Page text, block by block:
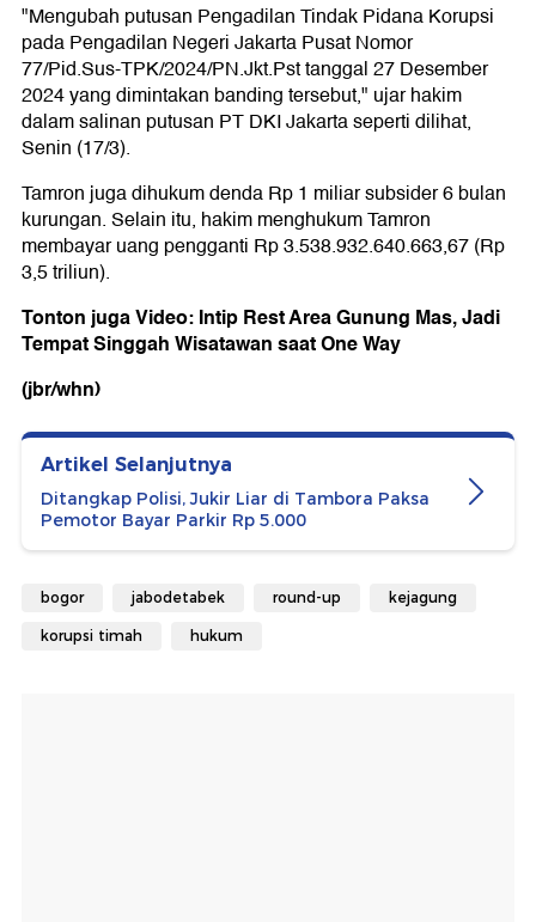
"Mengubah putusan Pengadilan Tindak Pidana Korupsi
pada Pengadilan Negeri Jakarta Pusat Nomor
77/Pid.Sus-TPK/2024/PN.Jkt.Pst tanggal 27 Desember
2024 yang dimintakan banding tersebut," ujar hakim
dalam salinan putusan PT DKI Jakarta seperti dilihat,
Senin (17/3).
Tamron juga dihukum denda Rp 1 miliar subsider 6 bulan
kurungan. Selain itu, hakim menghukum Tamron
membayar uang pengganti Rp 3.538.932.640.663,67 (Rp
3,5 triliun).
Tonton juga Video: Intip Rest Area Gunung Mas, Jadi
Tempat Singgah Wisatawan saat One Way
(jbr/whn)
Artikel Selanjutnya
Ditangkap Polisi, Jukir Liar di Tambora Paksa
Pemotor Bayar Parkir Rp 5.000
bogor jabodetabek round-up kejagung
korupsi timah hukum